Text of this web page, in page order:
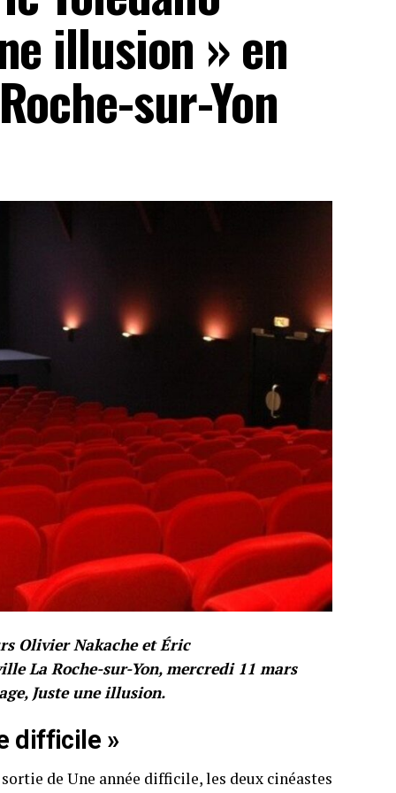
illusion » en
sur-Yon
Olivier Nakache et Éric
La Roche-sur-Yon, mercredi 11 mars
Juste une illusion.
difficile »
de Une année difficile, les deux cinéastes